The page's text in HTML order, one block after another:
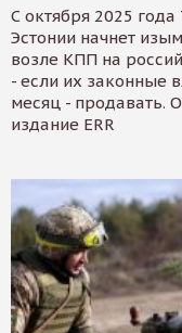
С октября 2025
Эстонии начнет
возле КПП на
- если их законные
месяц - продавать.
издание ERR